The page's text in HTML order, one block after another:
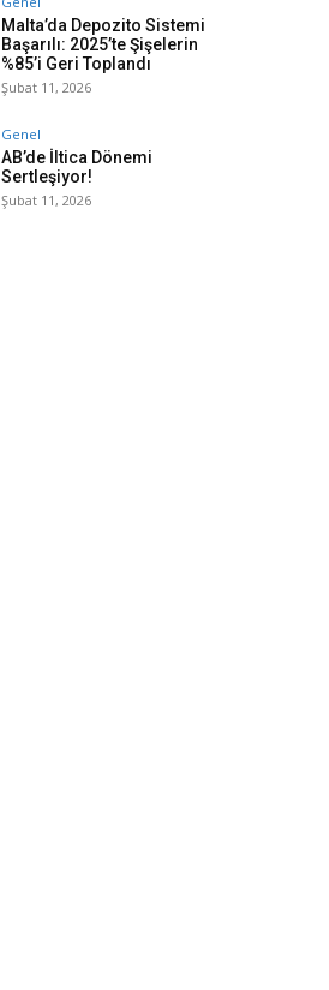
Malta’da Depozito Sistemi
Başarılı: 2025’te Şişelerin
%85’i Geri Toplandı
Şubat 11, 2026
Genel
AB’de İltica Dönemi
Sertleşiyor!
Şubat 11, 2026